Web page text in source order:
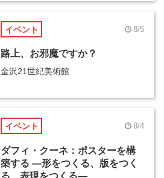
イベント 8/5
路上、お邪魔ですか？
金沢21世紀美術館
イベント 8/4
ダフィ・クーネ：ポスターを構
築する ―形をつくる、版をつく
る、表現をつくる―